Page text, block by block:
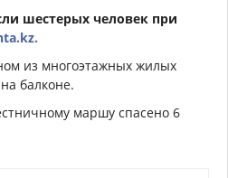
шестерых человек при
из многоэтажных жилых
балконе.
маршу спасено 6